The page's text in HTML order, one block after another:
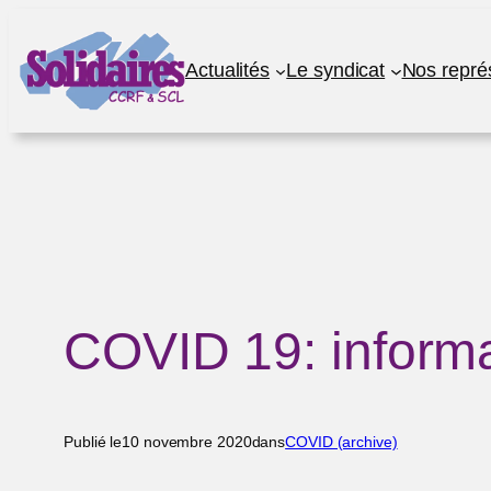
au
contenu
Actualités Le syndicat Nos
COVID 19:
Publié le10 novembre 2020dansCOVID (archive)